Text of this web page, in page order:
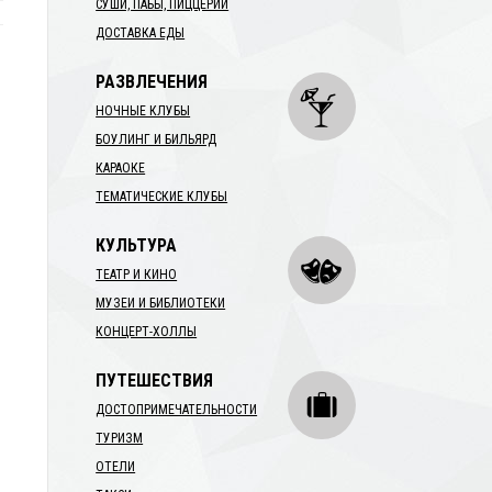
СУШИ, ПАБЫ, ПИЦЦЕРИИ
ДОСТАВКА ЕДЫ
РАЗВЛЕЧЕНИЯ
НОЧНЫЕ КЛУБЫ
БОУЛИНГ И БИЛЬЯРД
КАРАОКЕ
ТЕМАТИЧЕСКИЕ КЛУБЫ
КУЛЬТУРА
ТЕАТР И КИНО
МУЗЕИ И БИБЛИОТЕКИ
КОНЦЕРТ-ХОЛЛЫ
ПУТЕШЕСТВИЯ
ДОСТОПРИМЕЧАТЕЛЬНОСТИ
ТУРИЗМ
ОТЕЛИ